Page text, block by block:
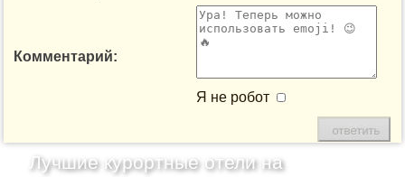
Комментарий:
Я не робот
Лучшие курортные отели на